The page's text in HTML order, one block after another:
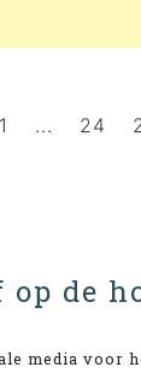
1 ... 24
de
media voor